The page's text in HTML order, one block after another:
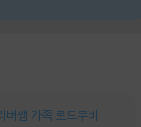
버쌤 가족 로드무비